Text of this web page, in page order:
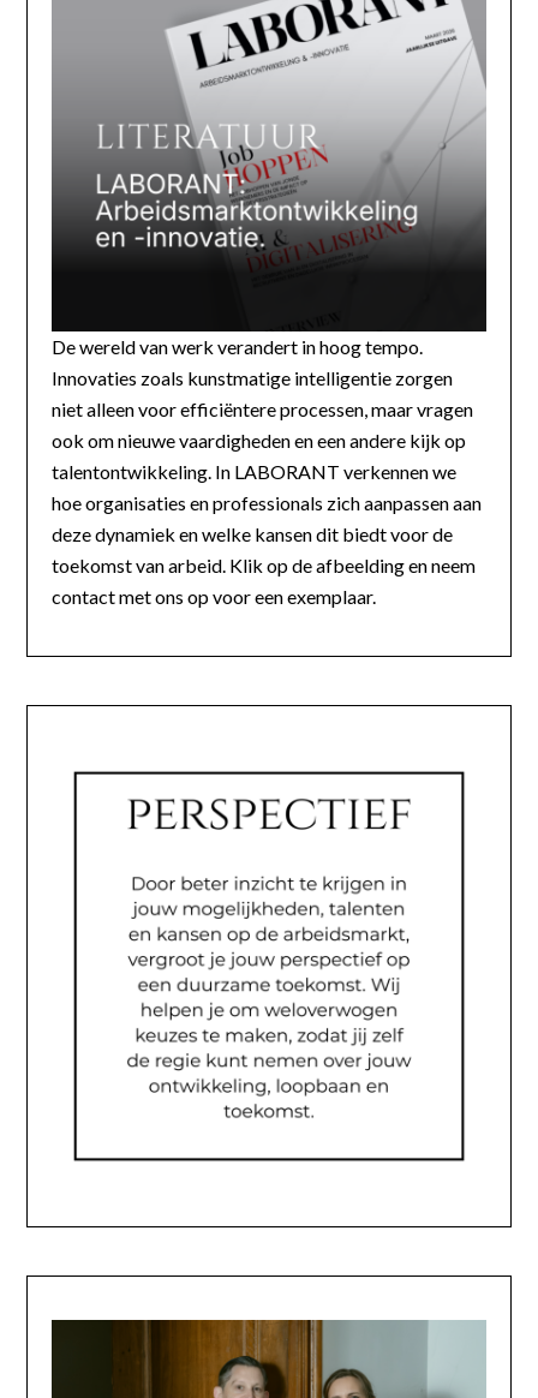
De wereld van werk verandert in hoog tempo.
Innovaties zoals kunstmatige intelligentie zorgen
niet alleen voor efficiëntere processen, maar vragen
ook om nieuwe vaardigheden en een andere kijk op
talentontwikkeling. In LABORANT verkennen we
hoe organisaties en professionals zich aanpassen aan
deze dynamiek en welke kansen dit biedt voor de
toekomst van arbeid. Klik op de afbeelding en neem
contact met ons op voor een exemplaar.